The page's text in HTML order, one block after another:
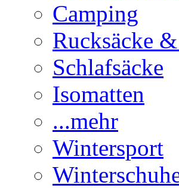
Camping
Rucksäcke
Schlafsäcke
Isomatten
...mehr
Wintersport